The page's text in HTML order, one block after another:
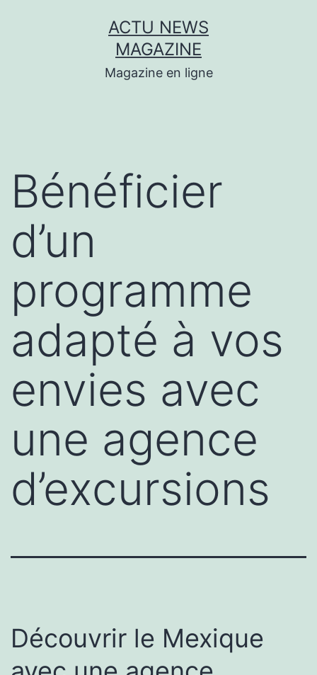
ACTU NEWS
MAGAZINE
Magazine en ligne
Bénéficier
d’un
programme
adapté à vos
envies avec
une agence
d’excursions
Découvrir le Mexique